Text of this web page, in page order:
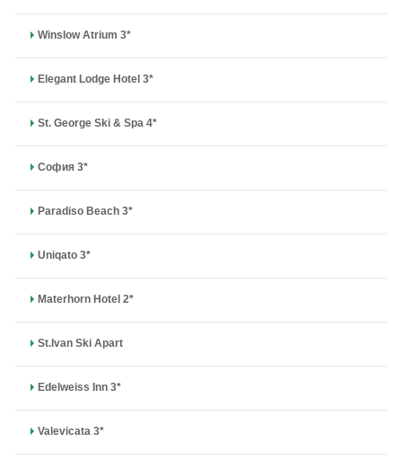
Winslow Atrium 3*
Elegant Lodge Hotel 3*
St. George Ski & Spa 4*
София 3*
Paradiso Beach 3*
Uniqato 3*
Materhorn Hotel 2*
St.Ivan Ski Apart
Edelweiss Inn 3*
Valevicata 3*